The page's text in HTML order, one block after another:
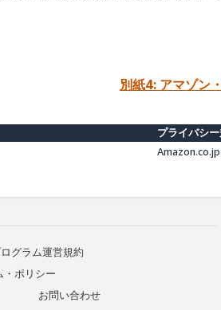
別紙4: アマゾン
プライバシ
グラム運営規約
・ポリシー
お問い合わせ